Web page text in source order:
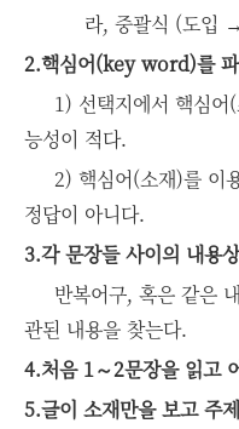
라, 중괄식 (도입 →
2.핵심어(key word)를
1) 선택지에서 핵심어(
능성이 적다.
2) 핵심어(소재)를 이
정답이 아니다.
3.각 문장들 사이의 내용
반복어구, 혹은 같은
관된 내용을 찾는다.
4.처음 1～2문장을 읽고
5.글이 소재만을 보고 주